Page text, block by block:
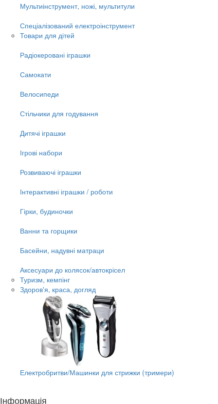
Мультиінструмент, ножі, мультитули
Спеціалізований електроінструмент
Товари для дітей
Радіокеровані іграшки
Самокати
Велосипеди
Стільчики для годування
Дитячі іграшки
Ігрові набори
Розвиваючі іграшки
Інтерактивні іграшки / роботи
Гірки, будиночки
Ванни та горщики
Басейни, надувні матраци
Аксесуари до колясок/автокрісел
Туризм, кемпінг
Здоров'я, краса, догляд
Електробритви/Машинки для стрижки (тримери)
Інформація